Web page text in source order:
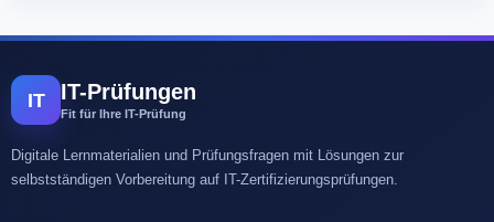
IT IT-Prüfungen
Fit für Ihre IT-Prüfung
Digitale Lernmaterialien und Prüfungsfragen mit Lösungen zur
selbstständigen Vorbereitung auf IT-Zertifizierungsprüfungen.